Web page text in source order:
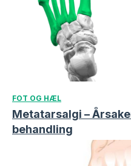
FOT OG HÆL
Metatarsalgi –
behandling